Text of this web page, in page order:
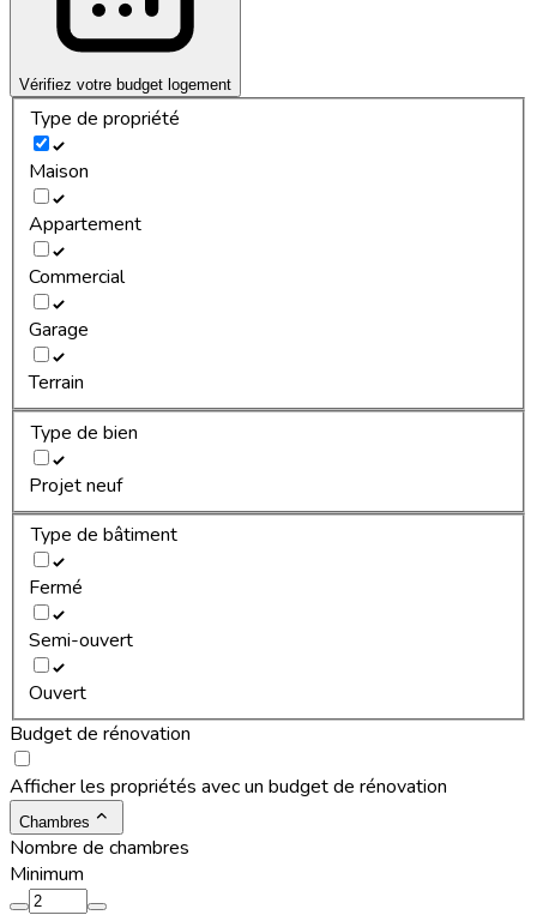
Vérifiez votre budget logement
Type de propriété
Maison
Appartement
Commercial
Garage
Terrain
Type de bien
Projet neuf
Type de bâtiment
Fermé
Semi-ouvert
Ouvert
Budget de rénovation
Afficher les propriétés avec un budget de rénovation
Chambres
Nombre de chambres
Minimum